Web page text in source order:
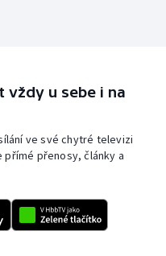
u sebe i na
ve své chytré televizi
přímé přenosy, články a